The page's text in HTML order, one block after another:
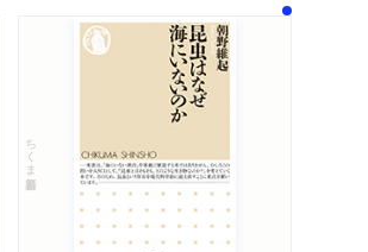
ちくま新書